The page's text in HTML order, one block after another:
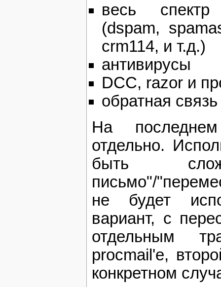
весь спектр
(dspam,
crm114, и т.д.)
антивирусы
DCC, razor и
обратная
На
отдельно.
быть
письмо"/
не будет
вариант, с
отдельным
procmail'е,
конкретном